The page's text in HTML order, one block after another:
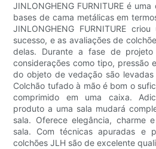
JINLONGHENG FURNITURE é
bases de cama metálicas em
JINLONGHENG FURNITURE
sucesso, e as avaliações de
delas. Durante a fase de
considerações como tipo, pressão
do objeto de vedação são
Colchão tufado à mão é bom o
comprimido em uma caixa.
produto a uma sala mudará
sala. Oferece elegância, charme
sala. Com técnicas apuradas e
colchões JLH são de excelente